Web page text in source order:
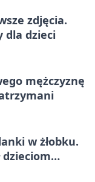
zdjęcia.
dla dzieci
mężczyznę
w żłobku.
dzieciom